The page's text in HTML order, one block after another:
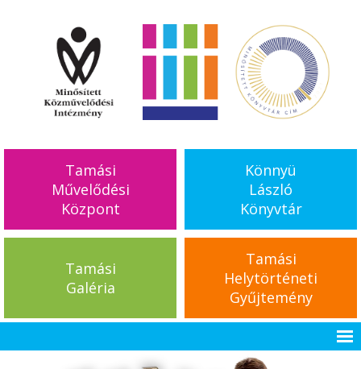
Tamási
Művelődési
Központ
Könnyü
László
Könyvtár
Tamási
Galéria
Tamási
Helytörténeti
Gyűjtemény